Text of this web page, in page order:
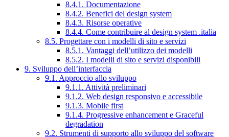
8.4.1. Documentazione
8.4.2. Benefici del design system
8.4.3. Risorse operative
8.4.4. Come contribuire al design system .italia
8.5. Progettare con i modelli di sito e servizi
8.5.1. Vantaggi dell’utilizzo dei modelli
8.5.2. I modelli di sito e servizi disponibili
9. Sviluppo dell’interfaccia
9.1. Approccio allo sviluppo
9.1.1. Attività preliminari
9.1.2. Web design responsivo e accessibile
9.1.3. Mobile first
9.1.4. Progressive enhancement e Graceful
degradation
9.2. Strumenti di supporto allo sviluppo del software